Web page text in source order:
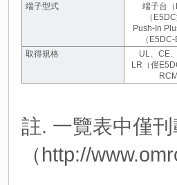
端子型式
端子台（
（E5DC
Push-In
（E5DC-
取得規格
UL、CE
LR（僅
RCM
註. 一覽表中僅
（http://